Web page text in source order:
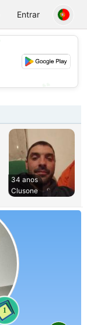
Entrar
34 anos
Clusone
1